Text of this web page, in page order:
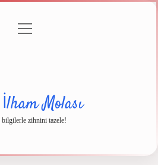
menüyü
Molası
bilgilerle zihnini tazele!